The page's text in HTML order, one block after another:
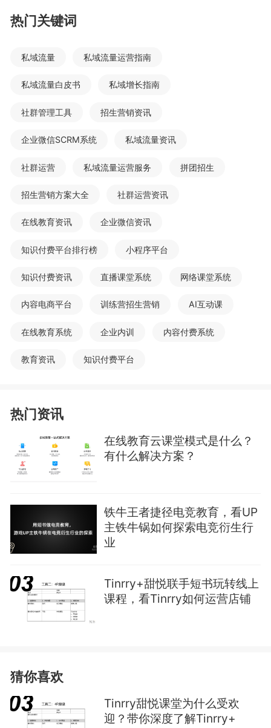
热门关键词
私域流量 私域流量运营指南
私域流量白皮书 私域增长指南
社群管理工具 招生营销资讯
企业微信SCRM系统 私域流量资讯
社群运营 私域流量运营服务 拼团招生
招生营销方案大全 社群运营资讯
在线教育资讯 企业微信资讯
知识付费平台排行榜 小程序平台
知识付费资讯 直播课堂系统 网络课堂系统
内容电商平台 训练营招生营销 AI互动课
在线教育系统 企业内训 内容付费系统
教育资讯 知识付费平台
热门资讯
在线教育云课堂模式是什么？
有什么解决方案？
铁牛王者捷径电竞教育，看UP
主铁牛锅如何探索电竞衍生行
业
Tinrry+甜悦联手短书玩转线上
课程，看Tinrry如何运营店铺
猜你喜欢
Tinrry甜悦课堂为什么受欢
迎？带你深度了解Tinrry+